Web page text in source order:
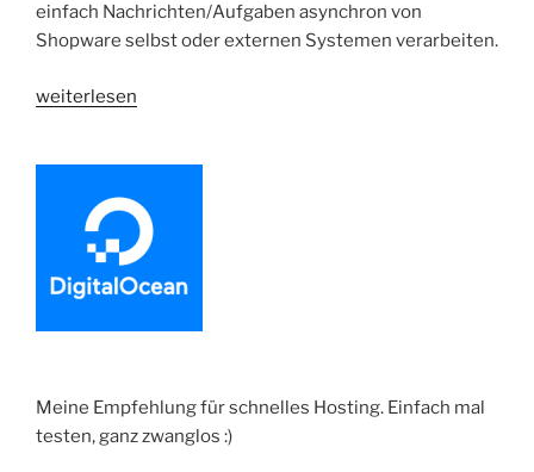
einfach Nachrichten/Aufgaben asynchron von
Shopware selbst oder externen Systemen verarbeiten.
„Shopware
Queue“
weiterlesen
Meine Empfehlung für schnelles Hosting. Einfach mal
testen, ganz zwanglos :)